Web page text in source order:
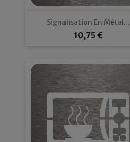
Signalisation En Métal...
Prix
10,75 €